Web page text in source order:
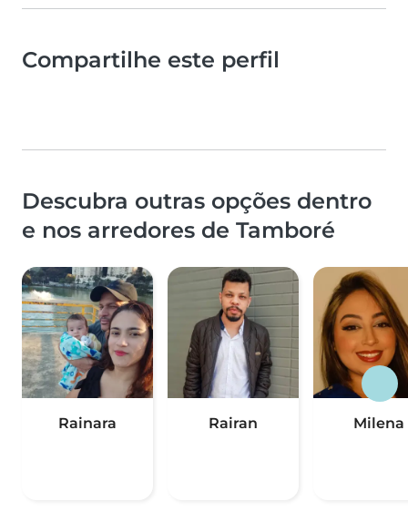
Compartilhe este perfil
Descubra outras opções dentro
e nos arredores de Tamboré
Rainara Rairan Milena